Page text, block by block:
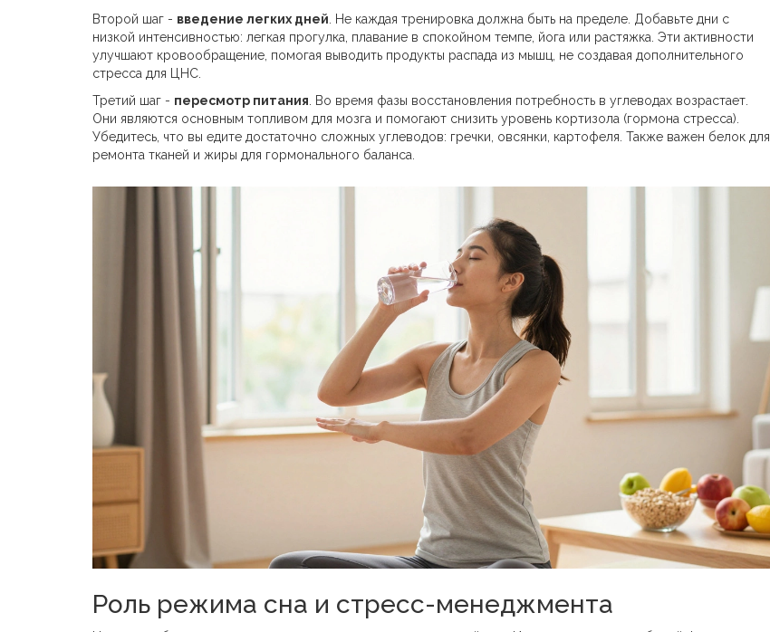
Второй шаг - введение легких дней . Не каждая тренировка должна быть на пределе. Добавьте дни с
низкой интенсивностью: легкая прогулка, плавание в спокойном темпе, йога или растяжка. Эти активности
улучшают кровообращение, помогая выводить продукты распада из мышц, не создавая дополнительного
стресса для ЦНС.
Третий шаг - пересмотр питания . Во время фазы восстановления потребность в углеводах возрастает.
Они являются основным топливом для мозга и помогают снизить уровень кортизола (гормона стресса).
Убедитесь, что вы едите достаточно сложных углеводов: гречки, овсянки, картофеля. Также важен белок для
ремонта тканей и жиры для гормонального баланса.
Роль режима сна и стресс-менеджмента